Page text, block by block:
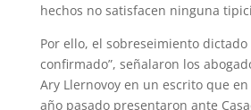
hechos no satisfacen ninguna
Por ello, el sobreseimiento
confirmado”, señalaron los
Ary Llernovoy en un escrito que
año pasado presentaron ante